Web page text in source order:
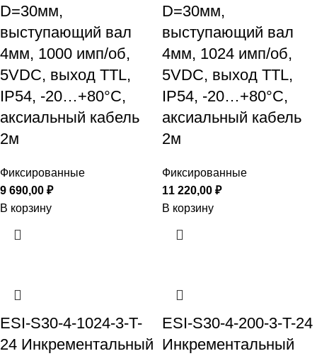
D=30мм,
выступающий вал
4мм, 1000 имп/об,
5VDC, выход TTL,
IP54, -20…+80°C,
аксиальный кабель
2м
Фиксированные
9 690,00 ₽
В корзину
D=30мм,
выступающий вал
4мм, 1024 имп/об,
5VDC, выход TTL,
IP54, -20…+80°C,
аксиальный кабель
2м
Фиксированные
11 220,00 ₽
В корзину
ESI-S30-4-1024-3-T-
24 Инкрементальный
ESI-S30-4-200-3-T-24
Инкрементальный